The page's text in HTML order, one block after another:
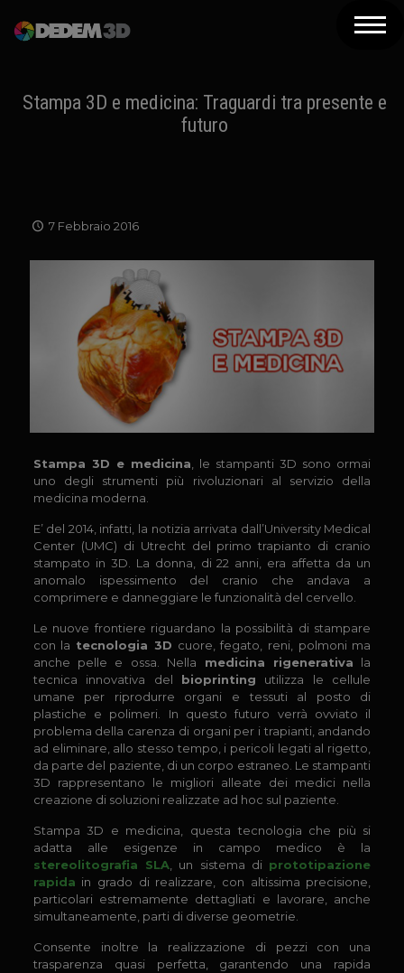
Prodotti
Assistenza
Contatti
Newsletter
Stampa 3D e medicina: Traguardi tra presente e
futuro
7 Febbraio 2016
Stampa 3D e medicina , le stampanti 3D sono ormai
uno degli strumenti più rivoluzionari al servizio della
medicina moderna.
E’ del 2014, infatti, la notizia arrivata dall’University Medical
Center (UMC) di Utrecht del primo trapianto di cranio
stampato in 3D. La donna, di 22 anni, era affetta da un
anomalo ispessimento del cranio che andava a
comprimere e danneggiare le funzionalità del cervello.
Le nuove frontiere riguardano la possibilità di stampare
con la tecnologia 3D cuore, fegato, reni, polmoni ma
anche pelle e ossa. Nella medicina rigenerativa la
tecnica innovativa del bioprinting utilizza le cellule
umane per riprodurre organi e tessuti al posto di
plastiche e polimeri. In questo futuro verrà ovviato il
problema della carenza di organi per i trapianti, andando
ad eliminare, allo stesso tempo, i pericoli legati al rigetto,
da parte del paziente, di un corpo estraneo. Le stampanti
3D rappresentano le migliori alleate dei medici nella
creazione di soluzioni realizzate ad hoc sul paziente.
Stampa 3D e medicina, questa tecnologia che più si
adatta alle esigenze in campo medico è la
stereolitografia SLA , un sistema di prototipazione
rapida in grado di realizzare, con altissima precisione,
particolari estremamente dettagliati e lavorare, anche
simultaneamente, parti di diverse geometrie.
Consente inoltre la realizzazione di pezzi con una
trasparenza quasi perfetta, garantendo una rapida